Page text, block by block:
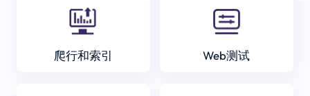
爬行和索引 Web测试